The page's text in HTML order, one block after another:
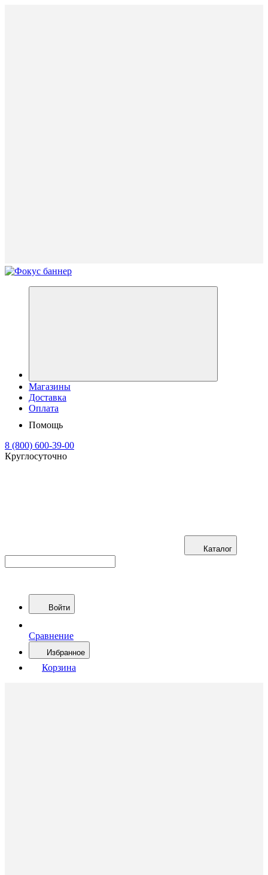
Магазины
Доставка
Оплата
Помощь
8 (800) 600-39-00
Круглосуточно
Каталог
Войти
Сравнение
Избранное
Корзина